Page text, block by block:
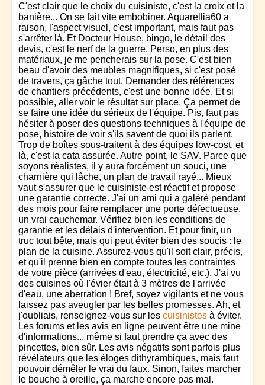
C'est clair que le choix du cuisiniste, c'est la croix et la
banière... On se fait vite embobiner. Aquarellia60 a
raison, l'aspect visuel, c'est important, mais faut pas
s'arrêter là. Et Docteur House, bingo, le détail des
devis, c'est le nerf de la guerre. Perso, en plus des
matériaux, je me pencherais sur la pose. C'est bien
beau d'avoir des meubles magnifiques, si c'est posé
de travers, ça gâche tout. Demander des références
de chantiers précédents, c'est une bonne idée. Et si
possible, aller voir le résultat sur place. Ça permet de
se faire une idée du sérieux de l'équipe. Pis, faut pas
hésiter à poser des questions techniques à l'équipe de
pose, histoire de voir s'ils savent de quoi ils parlent.
Trop de boîtes sous-traitent à des équipes low-cost, et
là, c'est la cata assurée. Autre point, le SAV. Parce que
soyons réalistes, il y aura forcément un souci, une
charnière qui lâche, un plan de travail rayé... Mieux
vaut s'assurer que le cuisiniste est réactif et propose
une garantie correcte. J'ai un ami qui a galéré pendant
des mois pour faire remplacer une porte défectueuse,
un vrai cauchemar. Vérifiez bien les conditions de
garantie et les délais d'intervention. Et pour finir, un
truc tout bête, mais qui peut éviter bien des soucis : le
plan de la cuisine. Assurez-vous qu'il soit clair, précis,
et qu'il prenne bien en compte toutes les contraintes
de votre pièce (arrivées d'eau, électricité, etc.). J'ai vu
des cuisines où l'évier était à 3 mètres de l'arrivée
d'eau, une aberration ! Bref, soyez vigilants et ne vous
laissez pas aveugler par les belles promesses. Ah, et
j'oubliais, renseignez-vous sur les cuisinistes à éviter.
Les forums et les avis en ligne peuvent être une mine
d'informations... même si faut prendre ça avec des
pincettes, bien sûr. Les avis négatifs sont parfois plus
révélateurs que les éloges dithyrambiques, mais faut
pouvoir démêler le vrai du faux. Sinon, faites marcher
le bouche à oreille, ça marche encore pas mal.